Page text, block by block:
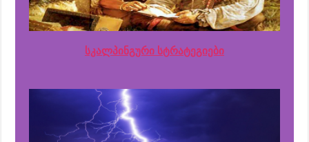
სკალპინგური სტრატეგიები